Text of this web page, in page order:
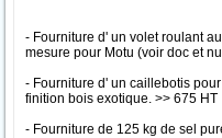
- Fourniture d' un volet roulant
mesure pour Motu (voir doc et
- Fourniture d' un caillebotis
finition bois exotique. >> 675 HT
- Fourniture de 125 kg de sel